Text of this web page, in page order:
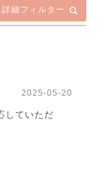
詳細フィルター
2025-05-20
していただ